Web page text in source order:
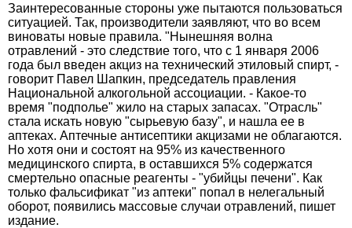
Заинтересованные стороны уже пытаются пользоваться
ситуацией. Так, производители заявляют, что во всем
виноваты новые правила. "Нынешняя волна
отравлений - это следствие того, что с 1 января 2006
года был введен акциз на технический этиловый спирт, -
говорит Павел Шапкин, председатель правления
Национальной алкогольной ассоциации. - Какое-то
время "подполье" жило на старых запасах. "Отрасль"
стала искать новую "сырьевую базу", и нашла ее в
аптеках. Аптечные антисептики акцизами не облагаются.
Но хотя они и состоят на 95% из качественного
медицинского спирта, в оставшихся 5% содержатся
смертельно опасные реагенты - "убийцы печени". Как
только фальсификат "из аптеки" попал в нелегальный
оборот, появились массовые случаи отравлений, пишет
издание.